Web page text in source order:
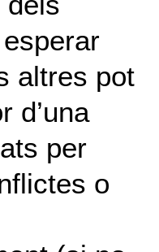
altres pot
d’una
per
o